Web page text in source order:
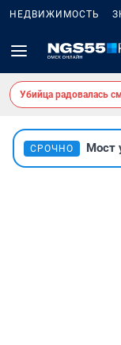
НЕДВИЖИМОСТЬ
Убийца радовалась
СРОЧНО Мост